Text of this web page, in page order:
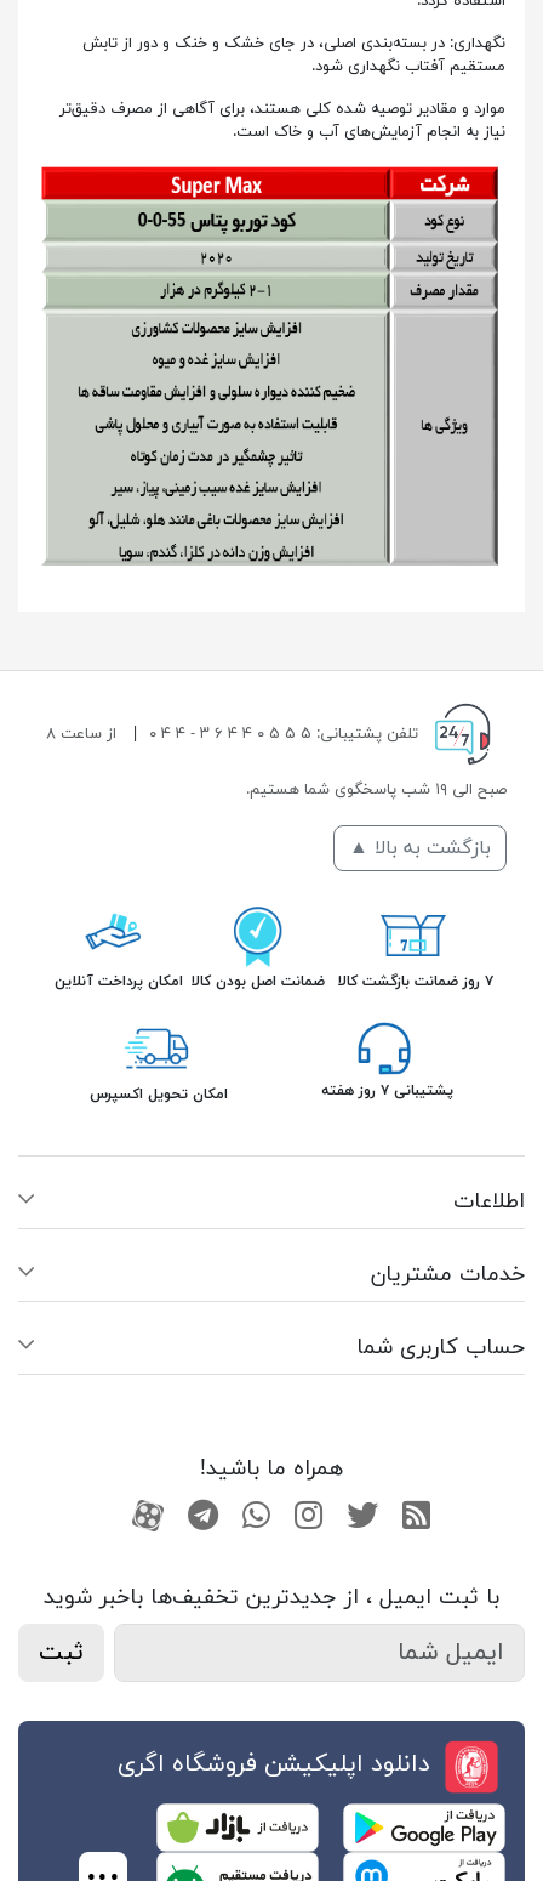
نگهداری: در بسته‌بندی اصلی، در جای خشک و خنک و دور از تابش
مستقیم آفتاب نگهداری شود.
موارد و مقادیر توصیه شده کلی هستند، برای آگاهی از مصرف دقیق‌تر
نیاز به انجام آزمایش‌های آب و خاک است.
تلفن پشتیبانی: ۵ ۵ ۵ ۰ ۴ ۴ ۶ ۳ - ۴ ۴ ۰ از ساعت ۸
صبح الی ۱۹ شب پاسخگوی شما هستیم.
بازگشت به بالا ▲
۷ روز ضمانت بازگشت کالا ضمانت اصل بودن کالا امکان پرداخت آنلاین
پشتیبانی ۷ روز هفته امکان تحویل اکسپرس
اطلاعات
خدمات مشتریان
حساب کاربری شما
همراه ما باشید!
RSS توییتراینستاگرام
واتساپتلگرامآپارات
با ثبت ایمیل ، از جدید‌ترین تخفیف‌ها با‌خبر شوید
ثبت
دانلود اپلیکیشن فروشگاه اگری